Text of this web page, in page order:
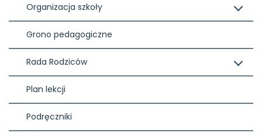
Organizacja szkoły
Grono pedagogiczne
Rada Rodziców
Plan lekcji
Podręczniki